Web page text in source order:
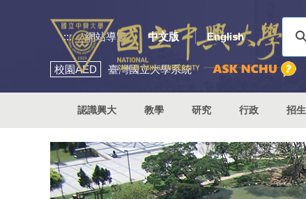
::: 網站導覽 中文版 English
校園AED 臺灣國立大學系統
認識興大 教學 研究 行政 招生